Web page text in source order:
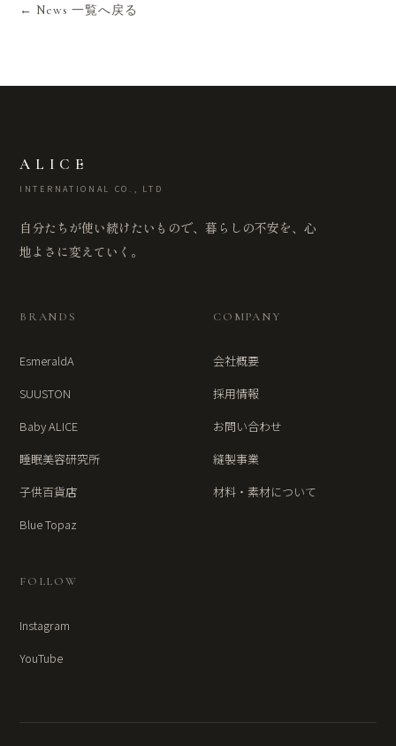
← News 一覧へ戻る
ALICE
INTERNATIONAL CO., LTD
自分たちが使い続けたいもので、暮らしの不安を、心
地よさに変えていく。
BRANDS
EsmeraldA
SUUSTON
Baby ALICE
睡眠美容研究所
子供百貨店
Blue Topaz
COMPANY
会社概要
採用情報
お問い合わせ
縫製事業
材料・素材について
FOLLOW
Instagram
YouTube